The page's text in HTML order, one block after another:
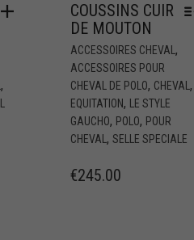
,
COUSSINS CUIR
DE MOUTON
ACCESSOIRES CHEVAL ,
ACCESSOIRES POUR
CHEVAL DE POLO, CHEVAL ,
EQUITATION,
LE STYLE
GAUCHO, POLO, POUR
CHEVAL , SELLE SPECIALE
€245.00